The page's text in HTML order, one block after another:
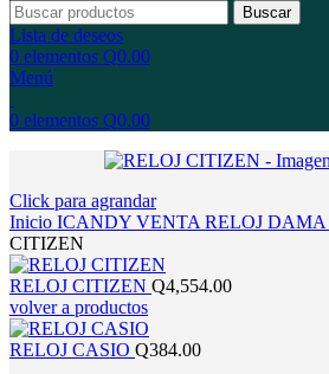
Buscar
Lista de deseos
0 elementos Q0.00
Menú
0 elementos Q0.00
Click para agrandar
Inicio ICANDY VENTA RELOJ DAMA
CITIZEN
RELOJ CITIZEN Q4,554.00
volver a productos
RELOJ CASIO Q384.00